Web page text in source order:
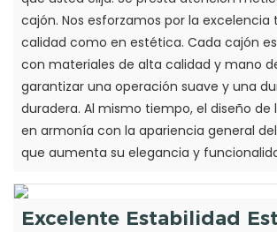
cajón. Nos esforzamos por la excelencia
calidad como en estética. Cada cajón
con materiales de alta calidad y mano
garantizar una operación suave y una
duradera. Al mismo tiempo, el diseño de
en armonía con la apariencia general
que aumenta su elegancia y
Excelente Estabilidad